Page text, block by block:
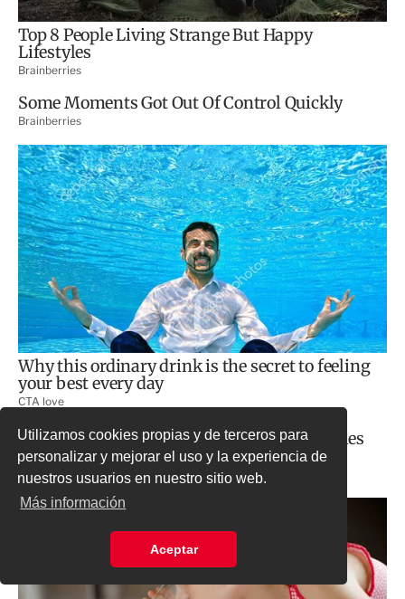
Utilizamos cookies propias y de terceros para
personalizar y mejorar el uso y la experiencia de
nuestros usuarios en nuestro sitio web.
Más información
Aceptar